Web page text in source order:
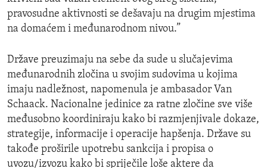
pravosudne aktivnosti se dešavaju na drugim mjestima
na domaćem i međunarodnom nivou.”
Države preuzimaju na sebe da sude u slučajevima
međunarodnih zločina u svojim sudovima u kojima
imaju nadležnost, napomenula je ambasador Van
Schaack. Nacionalne jedinice za ratne zločine sve više
međusobno koordiniraju kako bi razmjenjivale dokaze,
strategije, informacije i operacije hapšenja. Države su
takođe proširile upotrebu sankcija i propisa o
uvozu/izvozu kako bi spriječile loše aktere da